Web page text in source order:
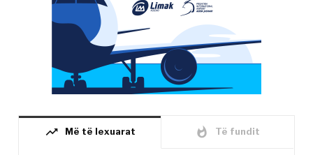
trending_up Më të lexuarat whatshot Të fundit